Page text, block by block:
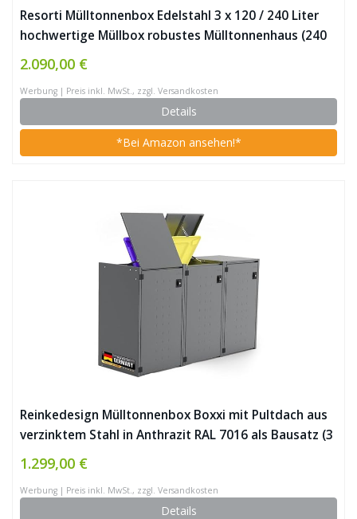
Resorti Mülltonnenbox Edelstahl 3 x 120 / 240 Liter
hochwertige Müllbox robustes Mülltonnenhaus (240
Liter (204x81x130cm))
2.090,00 €
Werbung | Preis inkl. MwSt., zzgl. Versandkosten
Details
*Bei Amazon ansehen!*
Reinkedesign Mülltonnenbox Boxxi mit Pultdach aus
verzinktem Stahl in Anthrazit RAL 7016 als Bausatz (3
x 120l)
1.299,00 €
Werbung | Preis inkl. MwSt., zzgl. Versandkosten
Details